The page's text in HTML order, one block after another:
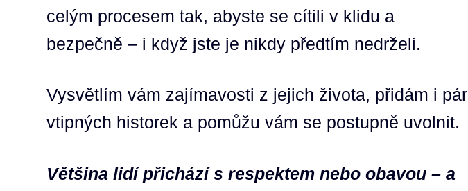
celým procesem tak, abyste se cítili v klidu a
bezpečně – i když jste je nikdy předtím nedrželi.
Vysvětlím vám zajímavosti z jejich života, přidám i pár
vtipných historek a pomůžu vám se postupně uvolnit.
Většina lidí přichází s respektem nebo obavou – a